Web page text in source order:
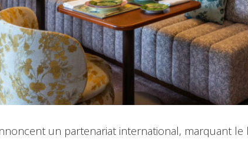
un partenariat international, marquant